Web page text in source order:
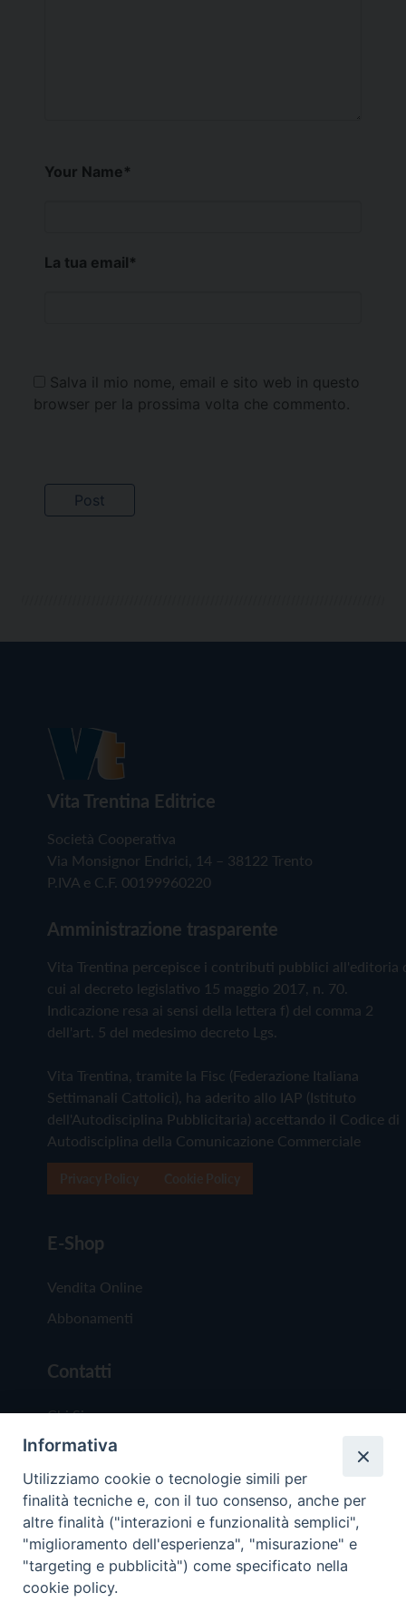
Your Name*
La tua email*
Salva il mio nome, email e sito web in questo
browser per la prossima volta che commento.
Vita Trentina Editrice
Società Cooperativa
Via Monsignor Endrici, 14 – 38122 Trento
P.IVA e C.F. 00199960220
Amministrazione trasparente
Vita Trentina percepisce i contributi pubblici all'editoria
cui al decreto legislativo 15 maggio 2017, n. 70.
Indicazione resa ai sensi della lettera f) del comma 2
dell'art. 5 del medesimo decreto Lgs.
Vita Trentina, tramite la Fisc (Federazione Italiana
Settimanali Cattolici), ha aderito allo IAP (Istituto
dell'Autodisciplina Pubblicitaria) accettando il Codice di
Autodisciplina della Comunicazione Commerciale
E-Shop
Vendita Online
Abbonamenti
Contatti
Chi Siamo
Redazione
Scrivici
Copyright © 2019 - Tutti i diritti riservati - Vita
Informativa
Utilizziamo cookie o tecnologie simili per
finalità tecniche e, con il tuo consenso, anche per
altre finalità ("interazioni e funzionalità semplici",
"miglioramento dell'esperienza", "misurazione" e
"targeting e pubblicità") come specificato nella
cookie policy.